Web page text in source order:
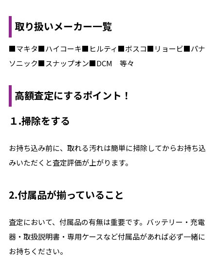
取り扱いメーカー一覧
■マキタ■ハイコーキ■ヒルティ■ボスコ■リョービ■パナ
ソニック■スナップオン■DCM 等々
高額査定にするポイント！
１.掃除をする
お持ち込み前に、取れる汚れは簡単に掃除してからお持ち込
みいただくと査定評価が上がります。
2.付属品が揃っていること
査定において、付属品の有無は重要です。バッテリー・充電
器・取扱説明書・専用ケースなど付属品があれば必ず一緒に
お持ちください。